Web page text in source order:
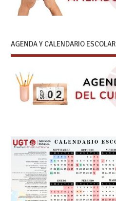
AGENDA Y CALENDARIO ESCOLAR